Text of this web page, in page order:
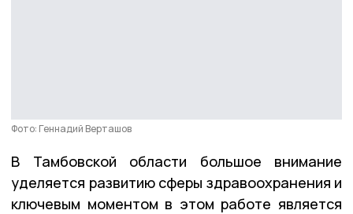
Фото: Геннадий Верташов
В Тамбовской области большое внимание
уделяется развитию сферы здравоохранения и
ключевым моментом в этом работе является